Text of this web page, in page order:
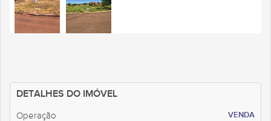
DETALHES DO IMÓVEL
Operação VENDA